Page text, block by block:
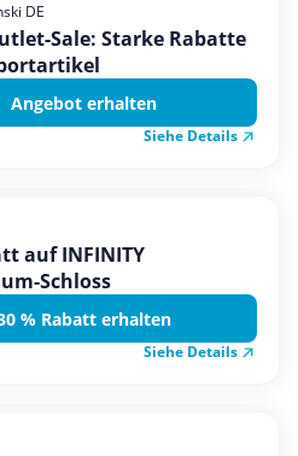
DE
Sale: Starke Rabatte
Angebot erhalten
Siehe Details
auf INFINITY
Schloss
% Rabatt erhalten
Siehe Details